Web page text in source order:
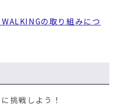
の取り組みにつ
挑戦しよう！